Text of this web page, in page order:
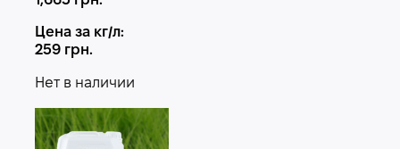
Цена за кг/л:
259 грн.
Нет в наличии